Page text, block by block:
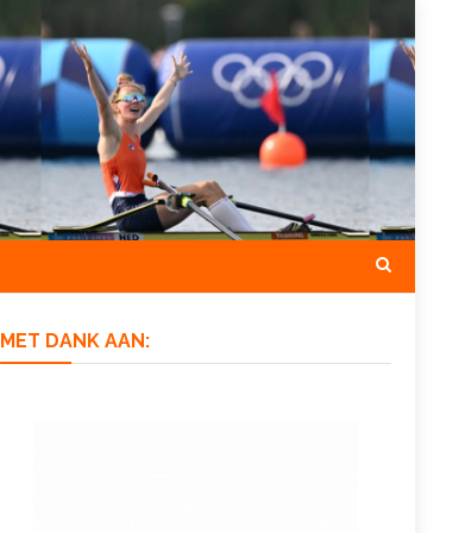
MET DANK AAN: